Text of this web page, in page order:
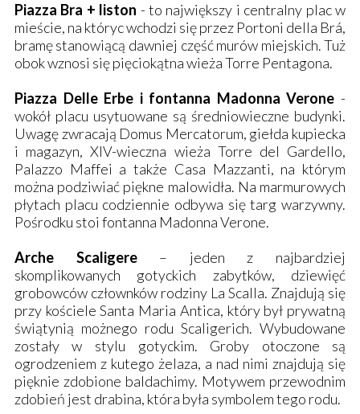
Piazza Bra + liston - to największy i centralny plac w
mieście, na któryc wchodzi się przez Portoni della Brá,
bramę stanowiącą dawniej część murów miejskich. Tuż
obok wznosi się pięciokątna wieża Torre Pentagona.
Piazza Delle Erbe i fontanna Madonna Verone -
wokół placu usytuowane są średniowieczne budynki.
Uwagę zwracają Domus Mercatorum, giełda kupiecka
i magazyn, XIV-wieczna wieża Torre del Gardello,
Palazzo Maffei a także Casa Mazzanti, na którym
można podziwiać piękne malowidła. Na marmurowych
płytach placu codziennie odbywa się targ warzywny.
Pośrodku stoi fontanna Madonna Verone.
Arche Scaligere– jeden z najbardziej
skomplikowanych gotyckich zabytków, dziewięć
grobowców człownków rodziny La Scalla. Znajdują się
przy kościele Santa Maria Antica, który był prywatną
świątynią możnego rodu Scaligerich. Wybudowane
zostały w stylu gotyckim. Groby otoczone są
ogrodzeniem z kutego żelaza, a nad nimi znajdują się
pięknie zdobione baldachimy. Motywem przewodnim
zdobień jest drabina, która była symbolem tego rodu.